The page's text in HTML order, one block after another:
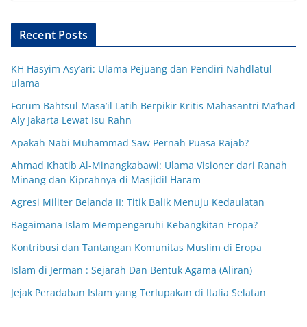
Recent Posts
KH Hasyim Asy’ari: Ulama Pejuang dan Pendiri Nahdlatul
ulama
Forum Bahtsul Masā’il Latih Berpikir Kritis Mahasantri Ma’had
Aly Jakarta Lewat Isu Rahn
Apakah Nabi Muhammad Saw Pernah Puasa Rajab?
Ahmad Khatib Al-Minangkabawi: Ulama Visioner dari Ranah
Minang dan Kiprahnya di Masjidil Haram
Agresi Militer Belanda II: Titik Balik Menuju Kedaulatan
Bagaimana Islam Mempengaruhi Kebangkitan Eropa?
Kontribusi dan Tantangan Komunitas Muslim di Eropa
Islam di Jerman : Sejarah Dan Bentuk Agama (Aliran)
Jejak Peradaban Islam yang Terlupakan di Italia Selatan